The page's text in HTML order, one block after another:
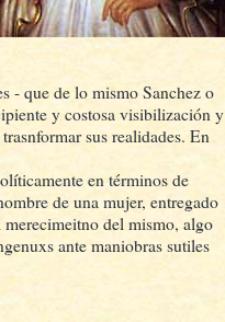
- que de lo mismo Sanchez o
y costosa visibilización y
sus realidades. En
en términos de
de una mujer, entregado
del mismo, algo
ante maniobras sutiles